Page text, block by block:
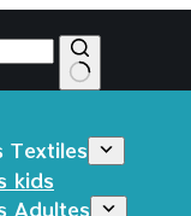
Textiles
kids
Adultes